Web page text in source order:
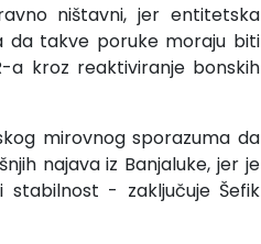
ništavni, jer entitetska
da takve poruke moraju biti
a kroz reaktiviranje bonskih
mirovnog sporazuma da
najava iz Banjaluke, jer je
- zaključuje Šefik